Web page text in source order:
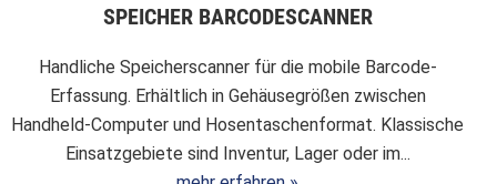
SPEICHER BARCODESCANNER
Handliche Speicherscanner für die mobile Barcode-
Erfassung. Erhältlich in Gehäusegrößen zwischen
Handheld-Computer und Hosentaschenformat. Klassische
Einsatzgebiete sind Inventur, Lager oder im...